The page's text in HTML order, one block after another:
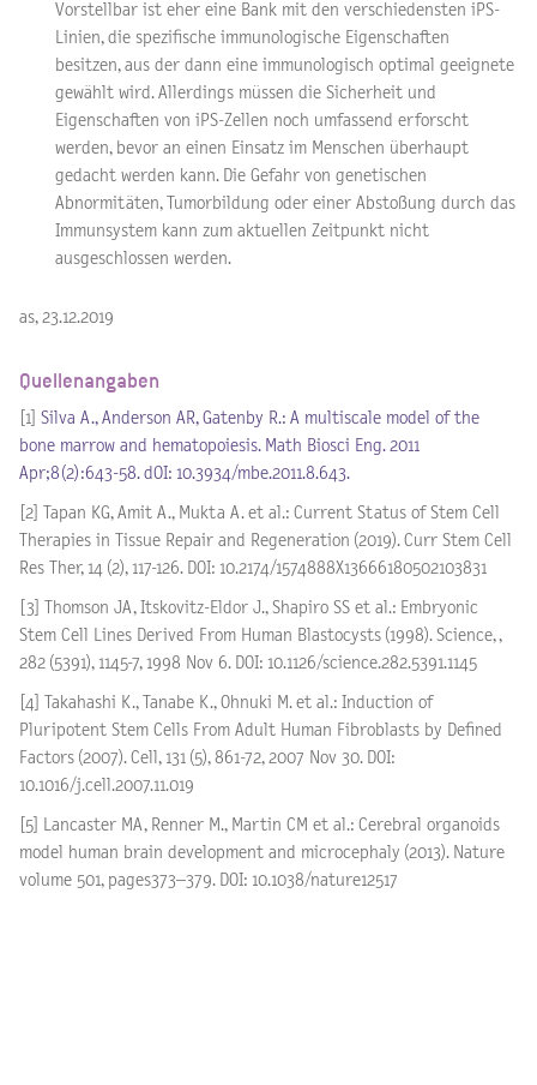
Vorstellbar ist eher eine Bank mit den verschiedensten iPS-
Linien, die spezifische immunologische Eigenschaften
besitzen, aus der dann eine immunologisch optimal geeignete
gewählt wird. Allerdings müssen die Sicherheit und
Eigenschaften von iPS-Zellen noch umfassend erforscht
werden, bevor an einen Einsatz im Menschen überhaupt
gedacht werden kann. Die Gefahr von genetischen
Abnormitäten, Tumorbildung oder einer Abstoßung durch das
Immunsystem kann zum aktuellen Zeitpunkt nicht
ausgeschlossen werden.
as, 23.12.2019
Quellenangaben
[1] Silva A., Anderson AR, Gatenby R.: A multiscale model of the
bone marrow and hematopoiesis. Math Biosci Eng. 2011
Apr;8(2):643-58. dOI: 10.3934/mbe.2011.8.643.
[2] Tapan KG, Amit A., Mukta A. et al.: Current Status of Stem Cell
Therapies in Tissue Repair and Regeneration (2019). Curr Stem Cell
Res Ther, 14 (2), 117-126. DOI: 10.2174/1574888X13666180502103831
[3] Thomson JA, Itskovitz-Eldor J., Shapiro SS et al.: Embryonic
Stem Cell Lines Derived From Human Blastocysts (1998). Science, ,
282 (5391), 1145-7, 1998 Nov 6. DOI: 10.1126/science.282.5391.1145
[4] Takahashi K., Tanabe K., Ohnuki M. et al.: Induction of
Pluripotent Stem Cells From Adult Human Fibroblasts by Defined
Factors (2007). Cell, 131 (5), 861-72, 2007 Nov 30. DOI:
10.1016/j.cell.2007.11.019
[5] Lancaster MA, Renner M., Martin CM et al.: Cerebral organoids
model human brain development and microcephaly (2013). Nature
volume 501, pages373–379. DOI: 10.1038/nature12517